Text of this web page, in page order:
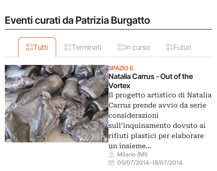
Eventi curati da Patrizia Burgatto
Tutti Terminati In corso Futuri
SPAZIO E.
Natalia Carrus - Out of the
Vortex
Il progetto artistico di Natalia
Carrus prende avvio da serie
considerazioni
sull’inquinamento dovuto ai
rifiuti plastici per elaborare
un insieme…
Milano (MI)
05/07/2014–18/07/2014